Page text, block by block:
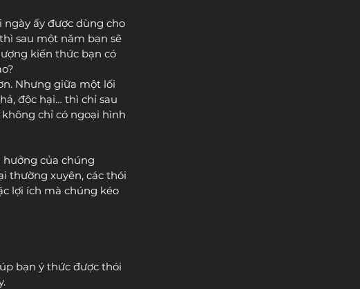
ấy được dùng cho
sau một năm bạn sẽ
kiến thức bạn có
Nhưng giữa một lối
độc hại… thì chỉ sau
chỉ có ngoại hình
của chúng
thường xuyên, các thói
lợi ích mà chúng kéo
bạn ý thức được thói